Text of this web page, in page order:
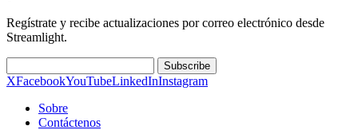
Regístrate y recibe actualizaciones por correo electrónico desde
Streamlight.
Subscribe
XFacebookYouTubeLinkedInInstagram
Sobre
Contáctenos